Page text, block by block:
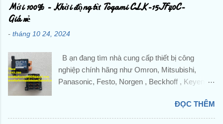
Mới 100% - Khởi động từ Togami CLK-15JF40C-
Giá rẻ
- tháng 10 24, 2024
B ạn đang tìm nhà cung cấp thiết bị công
nghiệp chính hãng như Omron, Mitsubishi,
Panasonic, Festo, Norgen , Beckhoff , Keyence
máy? Liên hệ trực tiếp với Công ty TNHH
Hoàng Anh Phương để được hỗ trợ và báo giá
ĐỌC THÊM